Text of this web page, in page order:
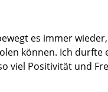
es immer
können. Ich durfte
viel Positivität und